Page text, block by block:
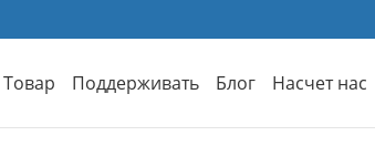
Товар Поддерживать Блог Насчет нас